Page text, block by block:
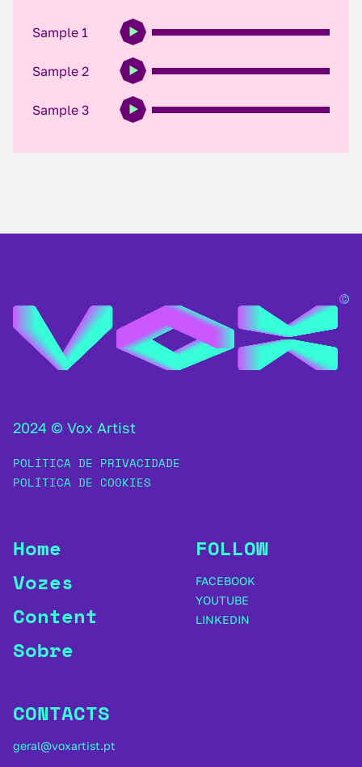
Sample 1
Sample 2
Sample 3
2024 © Vox Artist
POLÍTICA DE PRIVACIDADE
POLÍTICA DE COOKIES
Home
Vozes
Content
Sobre
FOLLOW
FACEBOOK
YOUTUBE
LINKEDIN
CONTACTS
geral@voxartist.pt